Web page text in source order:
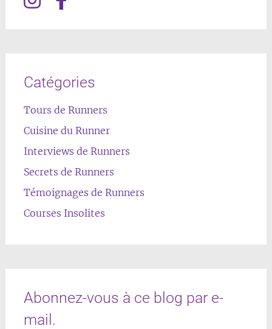
Catégories
Tours de Runners
Cuisine du Runner
Interviews de Runners
Secrets de Runners
Témoignages de Runners
Courses Insolites
Abonnez-vous à ce blog par e-
mail.